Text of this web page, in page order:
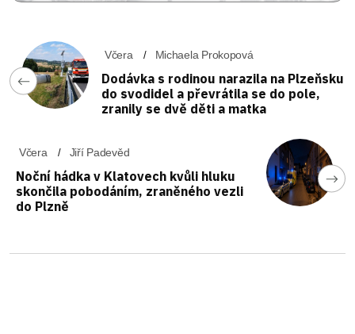
Včera Michaela Prokopová
Dodávka s rodinou narazila na Plzeňsku
do svodidel a převrátila se do pole,
zranily se dvě děti a matka
Včera Jiří Padevěd
Noční hádka v Klatovech kvůli hluku
skončila pobodáním, zraněného vezli
do Plzně